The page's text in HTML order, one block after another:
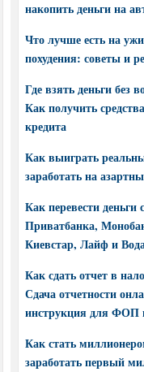
накопить деньги на
Что лучше есть на
похудения: советы и
Где взять деньги без
Как получить
кредита
Как выиграть
заработать на
Как перевести
Приватбанка,
Киевстар, Лайф и
Как сдать отчет в
Сдача отчетности
инструкция для ФОП
Как стать
заработать первый